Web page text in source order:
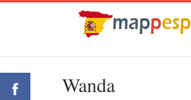
Wanda